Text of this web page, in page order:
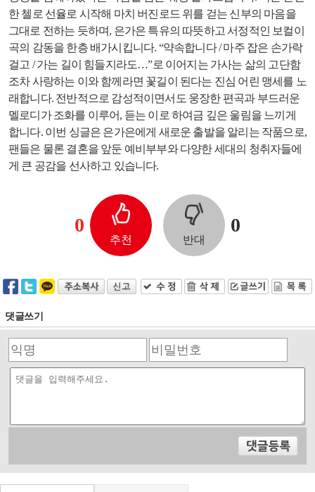
한 첼로 선율로 시작해 마치 버진로드 위를 걷는 신부의 마음을
그대로 전하는 듯하며, 은가은 특유의 따뜻하고 서정적인 보컬이
곡의 감동을 한층 배가시킵니다. “약속합니다 / 마주 잡은 손가락
걸고 / 가는 길이 힘들지라도…”로 이어지는 가사는 삶의 고단함
조차 사랑하는 이와 함께라면 꽃길이 된다는 진심 어린 맹세를 노
래합니다. 전반적으로 감성적이면서도 웅장한 편곡과 부드러운
멜로디가 조화를 이루어, 듣는 이로 하여금 깊은 울림을 느끼게
합니다. 이번 싱글은 은가은에게 새로운 출발을 알리는 작품으로,
팬들은 물론 결혼을 앞둔 예비부부와 다양한 세대의 청취자들에
게 큰 공감을 선사하고 있습니다.
0
추천 반대
0
댓글쓰기